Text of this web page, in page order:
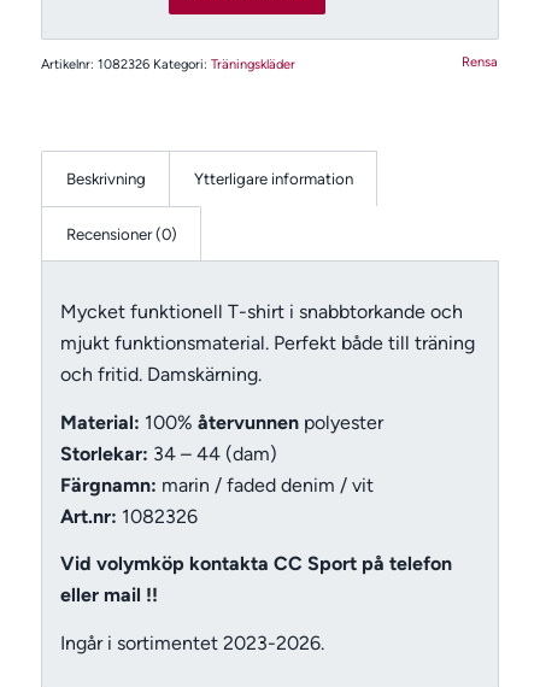
Rensa
Artikelnr: 1082326 Kategori: Träningskläder
Beskrivning Ytterligare information
Recensioner (0)
Mycket funktionell T-shirt i snabbtorkande och
mjukt funktionsmaterial. Perfekt både till träning
och fritid. Damskärning.
Material: 100% återvunnenpolyester
Storlekar: 34 – 44 (dam)
Färgnamn: marin / faded denim / vit
Art.nr: 1082326
Vid volymköp kontakta CC Sport på telefon
eller mail !!
Ingår i sortimentet 2023-2026.